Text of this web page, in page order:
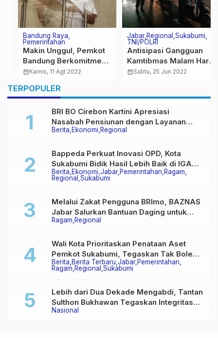
Bandung Raya
Pemerintahan
Makin Unggul, Pemkot
Bandung Berkomitmen
“Rebranding” SMP PGRI
Kamis, 11 Agt 2022
Jabar Regional Sukabumi
TNI/POLRI
Antisipasi Gangguan
Kamtibmas Malam Hari,
Polsek Cikole
Sabtu, 25 Jun 2022
TERPOPULER
Berita Ekonomi Regional
BRI BO Cirebon Kartini Apresiasi
Nasabah Pensiunan dengan Layanan
Terpadu, Literasi Keuangan hingga
Berita Ekonomi Jabar Pemerintahan Ragam
Regional Sukabumi
Bappeda Perkuat Inovasi OPD, Kota
Sukabumi Bidik Hasil Lebih Baik di IGA
2026
Ragam Regional
Melalui Zakat Pengguna BRImo, BAZNAS
Jabar Salurkan Bantuan Daging untuk
Masyarakat Desa Ciririp
Berita Berita Terbaru Jabar Pemerintahan
Ragam Regional Sukabumi
Wali Kota Prioritaskan Penataan Aset
Pemkot Sukabumi, Tegaskan Tak Boleh
Ada Lagi Sengketa Lahan
Nasional
Lebih dari Dua Dekade Mengabdi, Tantan
Sulthon Bukhawan Tegaskan Integritas
Adalah Harga Mati Wartawan